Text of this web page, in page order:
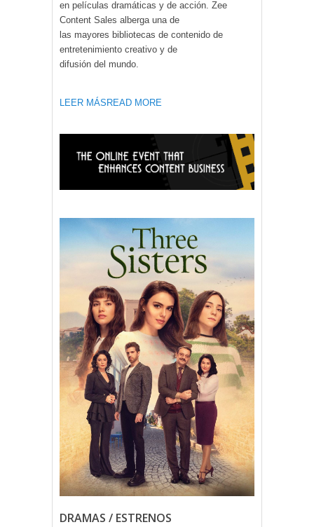
en películas dramáticas y de acción. Zee
Content Sales alberga una de
las mayores bibliotecas de contenido de
entretenimiento creativo y de
difusión del mundo.
LEER MÁSREAD MORE
DRAMAS / ESTRENOS